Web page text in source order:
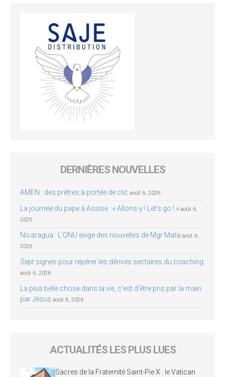
DERNIÈRES NOUVELLES
AMEN : des prêtres à portée de clic août 6, 2026
La journée du pape à Assise : « Allons-y ! Let’s go ! » août 6,
2026
Nicaragua : L’ONU exige des nouvelles de Mgr Mata août 6,
2026
Sept signes pour repérer les dérives sectaires du coaching
août 6, 2026
La plus belle chose dans la vie, c’est d’être pris par la main
par Jésus août 6, 2026
ACTUALITÉS LES PLUS LUES
Sacres de la Fraternité Saint-Pie X : le Vatican